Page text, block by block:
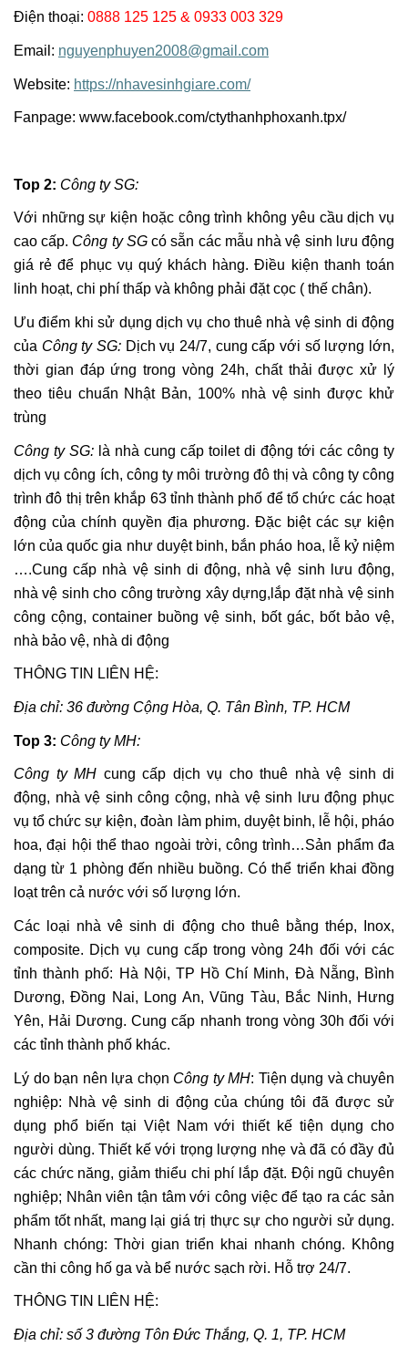
Điện thoại: 0888 125 125 & 0933 003 329
Email: nguyenphuyen2008@gmail.com
Website: https://nhavesinhgiare.com/
Fanpage: www.facebook.com/ctythanhphoxanh.tpx/
Top 2: Công ty SG:
Với những sự kiện hoặc công trình không yêu cầu dịch vụ
cao cấp. Công ty SGcó sẵn các mẫu nhà vệ sinh lưu động
giá rẻ để phục vụ quý khách hàng. Điều kiện thanh toán
linh hoạt, chi phí thấp và không phải đặt cọc ( thế chân).
Ưu điểm khi sử dụng dịch vụ cho thuê nhà vệ sinh di động
của Công ty SG: Dịch vụ 24/7, cung cấp với số lượng lớn,
thời gian đáp ứng trong vòng 24h, chất thải được xử lý
theo tiêu chuẩn Nhật Bản, 100% nhà vệ sinh được khử
trùng
Công ty SG: là nhà cung cấp toilet di động tới các công ty
dịch vụ công ích, công ty môi trường đô thị và công ty công
trình đô thị trên khắp 63 tỉnh thành phố để tổ chức các hoạt
động của chính quyền địa phương. Đặc biệt các sự kiện
lớn của quốc gia như duyệt binh, bắn pháo hoa, lễ kỷ niệm
….Cung cấp nhà vệ sinh di động, nhà vệ sinh lưu động,
nhà vệ sinh cho công trường xây dựng,lắp đặt nhà vệ sinh
công cộng, container buồng vệ sinh, bốt gác, bốt bảo vệ,
nhà bảo vệ, nhà di động
THÔNG TIN LIÊN HỆ:
Địa chỉ: 36 đường Cộng Hòa, Q. Tân Bình, TP. HCM
Top 3: Công ty MH:
Công ty MH cung cấp dịch vụ cho thuê nhà vệ sinh di
động, nhà vệ sinh công cộng, nhà vệ sinh lưu động phục
vụ tổ chức sự kiện, đoàn làm phim, duyệt binh, lễ hội, pháo
hoa, đại hội thể thao ngoài trời, công trình…Sản phẩm đa
dạng từ 1 phòng đến nhiều buồng. Có thể triển khai đồng
loạt trên cả nước với số lượng lớn.
Các loại nhà vê sinh di động cho thuê bằng thép, Inox,
composite. Dịch vụ cung cấp trong vòng 24h đối với các
tỉnh thành phố: Hà Nội, TP Hồ Chí Minh, Đà Nẵng, Bình
Dương, Đồng Nai, Long An, Vũng Tàu, Bắc Ninh, Hưng
Yên, Hải Dương. Cung cấp nhanh trong vòng 30h đối với
các tỉnh thành phố khác.
Lý do bạn nên lựa chọn Công ty MH: Tiện dụng và chuyên
nghiệp: Nhà vệ sinh di động của chúng tôi đã được sử
dụng phổ biến tại Việt Nam với thiết kế tiện dụng cho
người dùng. Thiết kế với trọng lượng nhẹ và đã có đầy đủ
các chức năng, giảm thiểu chi phí lắp đặt. Đội ngũ chuyên
nghiệp; Nhân viên tận tâm với công việc để tạo ra các sản
phẩm tốt nhất, mang lại giá trị thực sự cho người sử dụng.
Nhanh chóng: Thời gian triển khai nhanh chóng. Không
cần thi công hố ga và bể nước sạch rời. Hỗ trợ 24/7.
THÔNG TIN LIÊN HỆ:
Địa chỉ: số 3 đường Tôn Đức Thắng, Q. 1, TP. HCM